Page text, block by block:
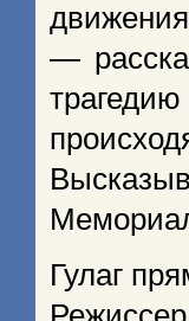
—
Гулаг